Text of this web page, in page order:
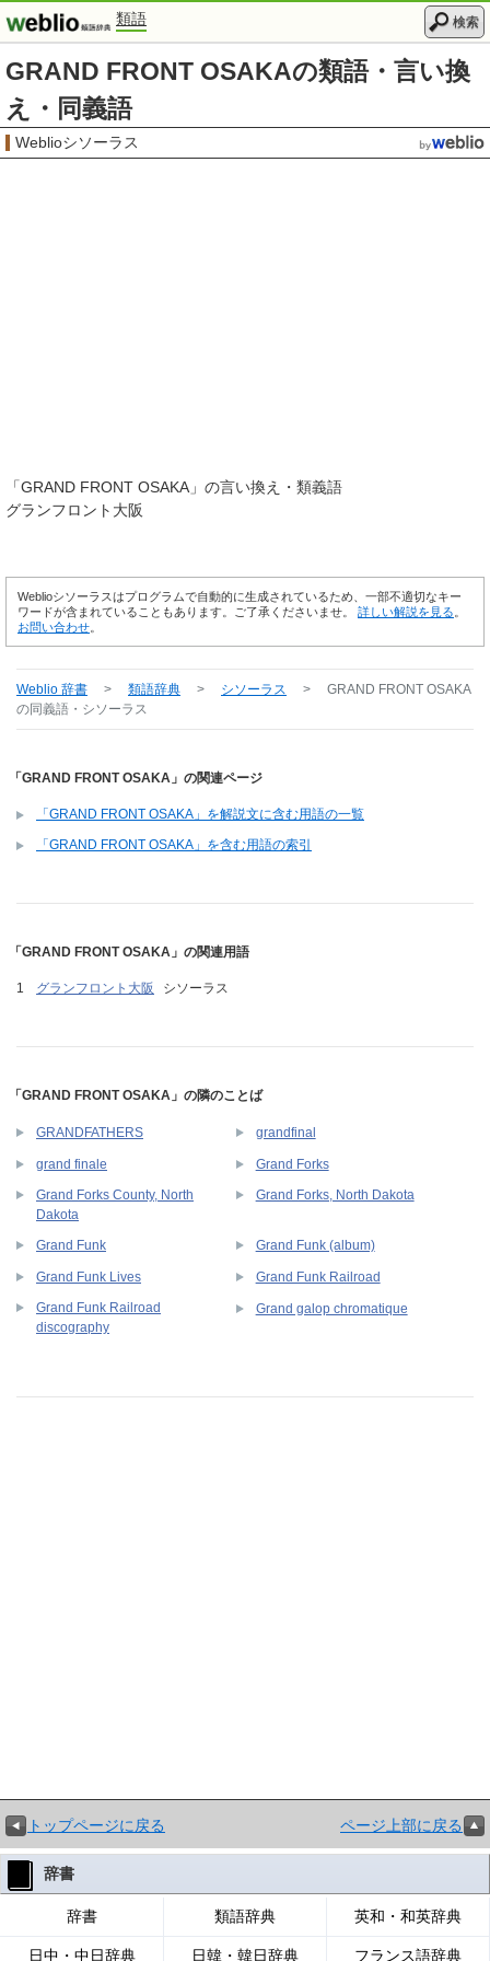
類語 検索
GRAND FRONT OSAKAの類語・言い換
え・同義語
Weblioシソーラス
「GRAND FRONT OSAKA 」の言い換え・類義語
グランフロント大阪
Weblioシソーラスはプログラムで自動的に生成されているため、一部不適切なキー
ワードが含まれていることもあります。ご了承くださいませ。 詳しい解説を見る
お問い合わせ
Weblio 辞書 > 類語辞典 > シソーラス >
GRAND FRONT OSAKA
の同義語・シソーラス
「GRAND FRONT OSAKA」の関連ページ
「GRAND FRONT OSAKA」を解説文に含む用語の一覧
「GRAND FRONT OSAKA」を含む用語の索引
「GRAND FRONT OSAKA」の関連用語
グランフロント大阪 シソーラス
「GRAND FRONT OSAKA」の隣のことば
GRANDFATHERS grandfinal
grand finale
Grand Forks
Grand Forks County, North
Dakota
Grand Forks, North Dakota
Grand Funk Grand Funk (album)
Grand Funk Lives
Grand Funk Railroad
Grand Funk Railroad
discography
Grand galop chromatique
トップページに戻る ページ上部に戻る
辞書
辞書 類語辞典 英和・和英辞典
日中・中日辞典 日韓・韓日辞典 フランス語辞典